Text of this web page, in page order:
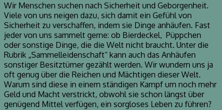
Wir Menschen suchen nach Sicherheit und Geborgenheit.
Viele von uns neigen dazu, sich damit ein Gefühl von
Sicherheit zu verschaffen, indem sie Dinge anhäufen. Fast
jeder von uns sammelt gerne: ob Bierdeckel, Püppchen
oder sonstige Dinge, die die Welt nicht braucht. Unter die
Rubrik „Sammelleidenschaft“ kann auch das Anhäufen
sonstiger Besitztümer gezählt werden. Wir wundern uns ja
oft genug über die Reichen und Mächtigen dieser Welt.
Warum sind diese in einem ständigen Kampf um noch mehr
Geld und Macht verstrickt, obwohl sie schon längst über
genügend Mittel verfügen, ein sorgloses Leben zu führen?